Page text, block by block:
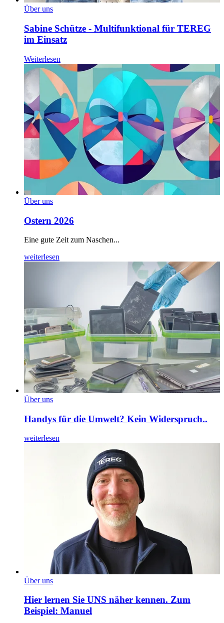
Über uns
Sabine Schütze - Multifunktional für TEREG
im Einsatz
Weiterlesen
Über uns
Ostern 2026
Eine gute Zeit zum Naschen...
weiterlesen
Über uns
Handys für die Umwelt? Kein Widerspruch..
weiterlesen
Über uns
Hier lernen Sie UNS näher kennen. Zum
Beispiel: Manuel